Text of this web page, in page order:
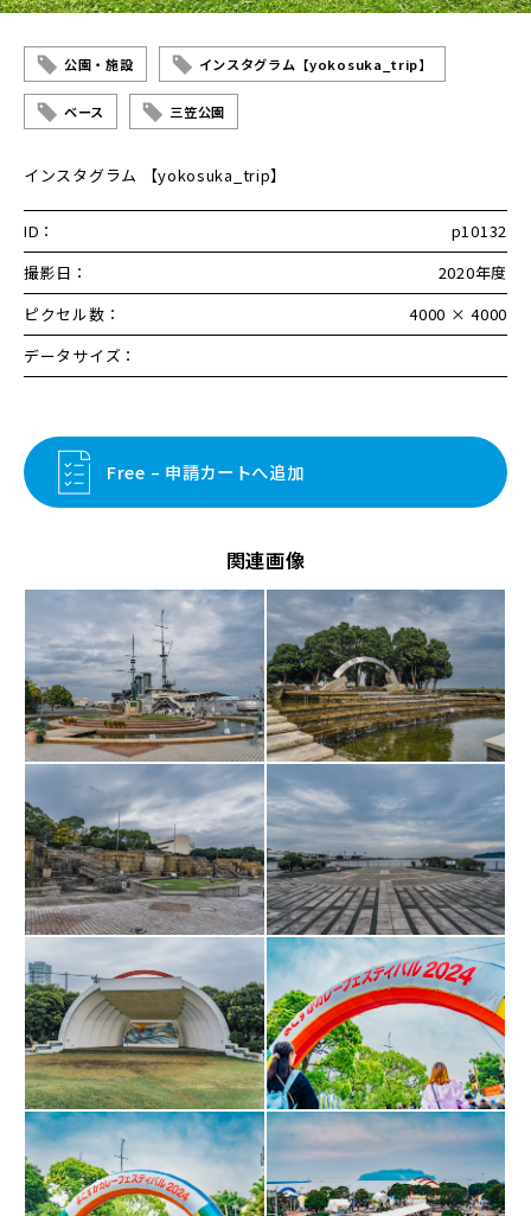
公園・施設 インスタグラム【yokosuka_trip】
ベース 三笠公園
インスタグラム 【yokosuka_trip】
ID：
p10132
撮影日：
2020年度
ピクセル数：
4000 × 4000
データサイズ：
Free – 申請カートへ追加
関連画像